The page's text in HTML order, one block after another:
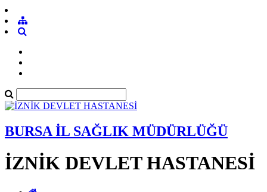
BURSA İL SAĞLIK MÜDÜRLÜĞÜ
İZNİK DEVLET HASTANESİ